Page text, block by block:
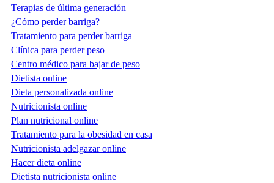
Terapias de última generación
¿Cómo perder barriga?
Tratamiento para perder barriga
Clínica para perder peso
Centro médico para bajar de peso
Dietista online
Dieta personalizada online
Nutricionista online
Plan nutricional online
Tratamiento para la obesidad en casa
Nutricionista adelgazar online
Hacer dieta online
Dietista nutricionista online